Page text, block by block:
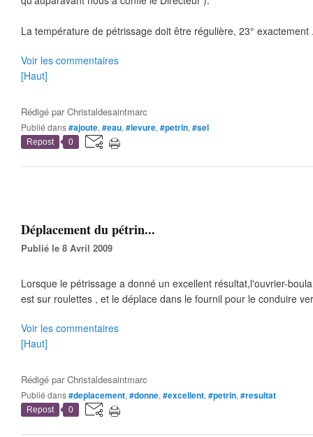
La température de pétrissage doit être régulière, 23° exactement
Voir les commentaires
[Haut]
Rédigé parChristaldesaintmarc
Publié dans#ajoute, #eau, #levure, #petrin, #sel
Repost 0
Déplacement du pétrin...
Publié le 8 Avril 2009
Lorsque le pétrissage a donné un excellent résultat,l'ouvrier-
est sur roulettes , et le déplace dans le fournil pour le conduire
Voir les commentaires
[Haut]
Rédigé parChristaldesaintmarc
Publié dans#deplacement, #donne, #excellent, #petrin, #resultat
Repost 0